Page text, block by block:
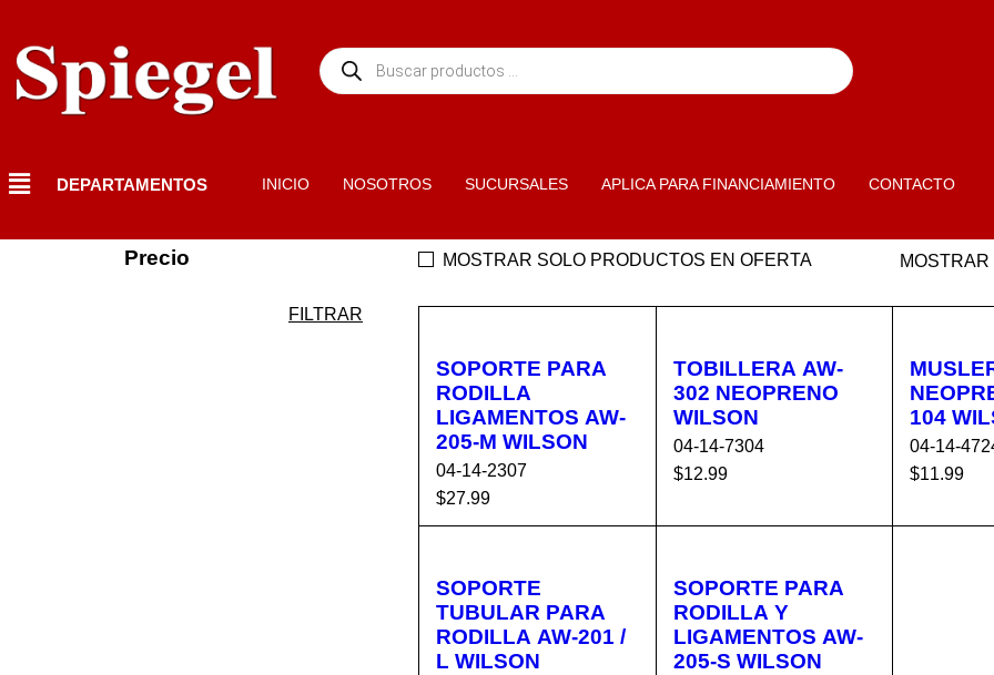
DEPARTAMENTOS INICIO NOSOTROS SUCURSALES APLICA PARA FINANCIAMIENTO CONTACTO
Precio
FILTRAR
MOSTRAR
MOSTRAR SOLO PRODUCTOS EN OFERTA
SOPORTE PARA
RODILLA
LIGAMENTOS AW-
205-M WILSON
04-14-2307
$27.99
AÑADIR AL C
VISTA
TOBILLERA AW-
302 NEOPRENO
WILSON
04-14-7304
$12.99
104
04-14-
$11.99
SOPORTE
TUBULAR PARA
RODILLA AW-201 /
L WILSON
SOPORTE PARA
RODILLA Y
LIGAMENTOS AW-
205-S WILSON